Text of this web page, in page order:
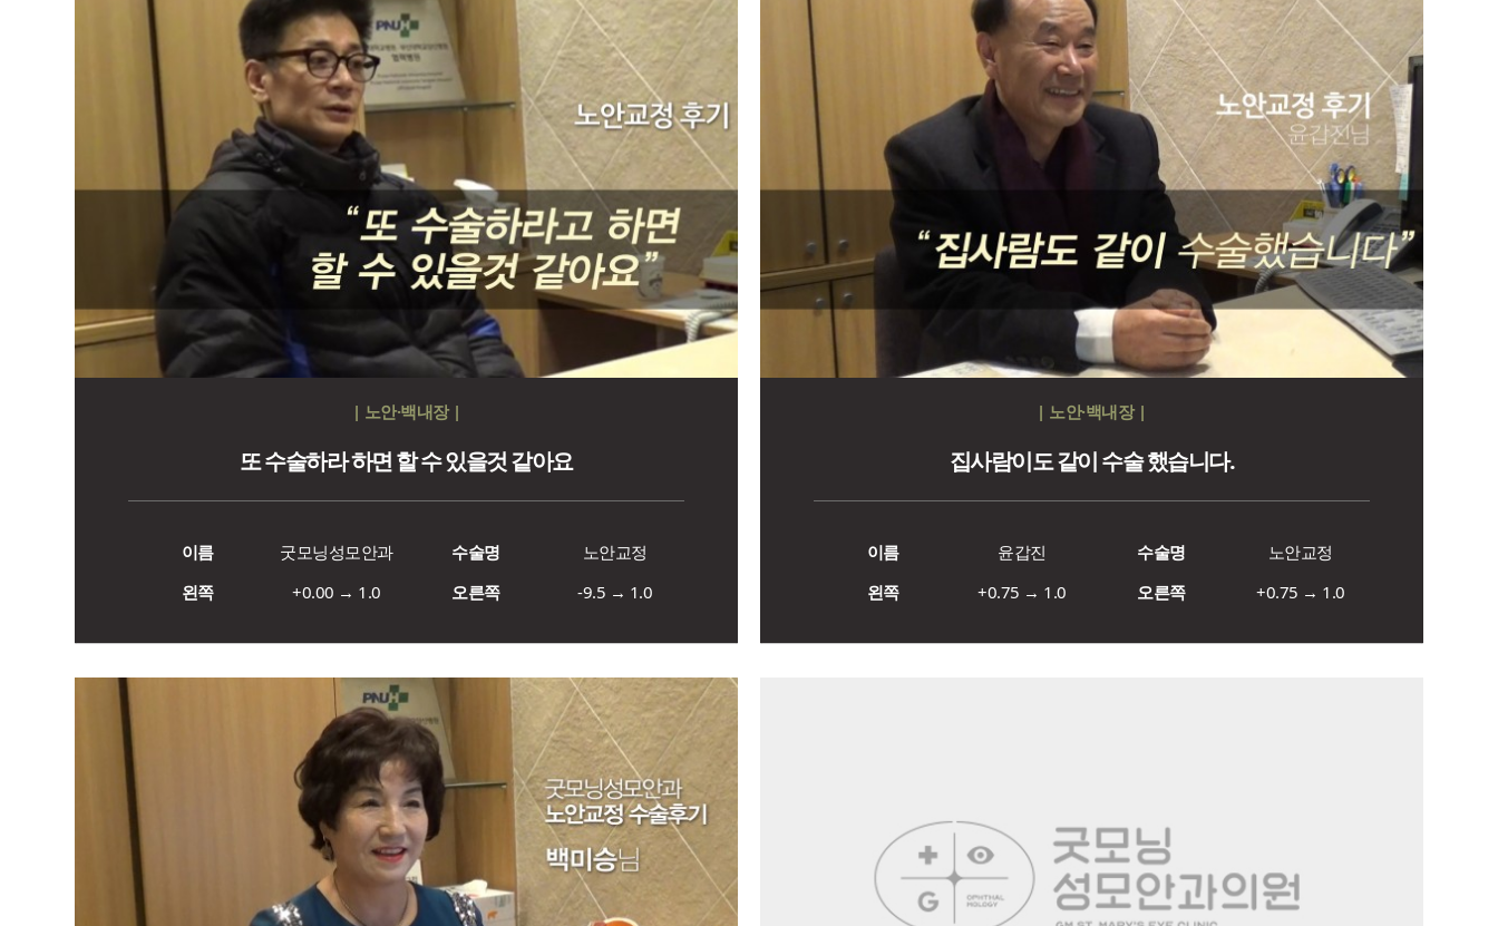
| 노안·백내장 |
또 수술하라 하면 할 수 있을것 같아요
이름 굿모닝성모안과 수술명
노안교정
왼쪽
+0.00 → 1.0 오른쪽 -9.5 → 1.0
| 노안·백내장 |
집사람이도 같이 수술 했습니다.
이름 윤갑진 수술명
노안교정
왼쪽
+0.75 → 1.0 오른쪽 +0.75 → 1.0